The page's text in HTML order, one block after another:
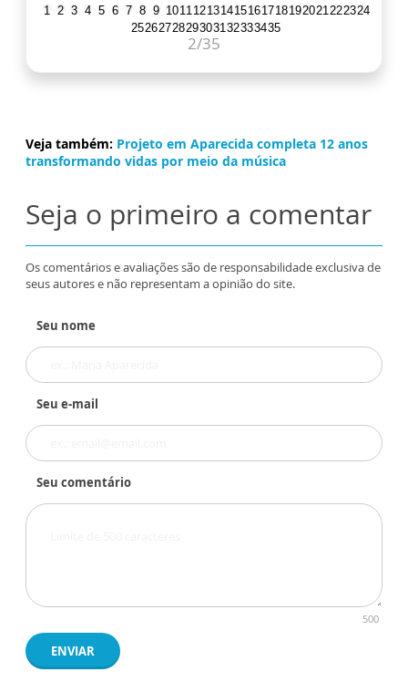
1 2 3 4 5 6 7 8 9 101112131415161718192021222324
2526272829303132333435
2/35
Veja também: Projeto em Aparecida completa 12 anos
transformando vidas por meio da música
Seja o primeiro a comentar
Os comentários e avaliações são de responsabilidade exclusiva de
seus autores e não representam a opinião do site.
Seu nome
Seu e-mail
Seu comentário
500
ENVIAR